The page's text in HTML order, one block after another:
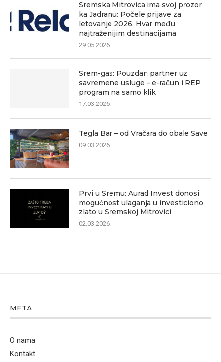
Sremska Mitrovica ima svoj prozor
ka Jadranu: Počele prijave za
letovanje 2026, Hvar među
najtraženijim destinacijama
29.05.2026.
Srem-gas: Pouzdan partner uz
savremene usluge – e-račun i REP
program na samo klik
17.03.2026.
Tegla Bar – od Vračara do obale Save
09.03.2026.
Prvi u Sremu: Aurad Invest donosi
mogućnost ulaganja u investiciono
zlato u Sremskoj Mitrovici
02.03.2026.
META
O nama
Kontakt